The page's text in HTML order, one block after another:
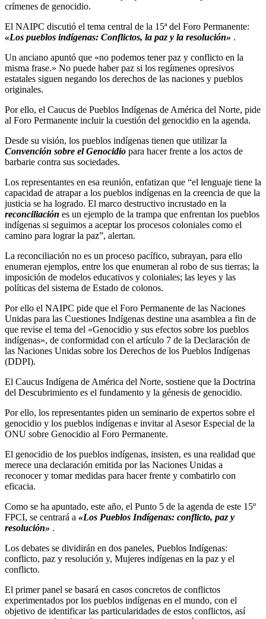
crímenes de genocidio.
El NAIPC discutió el tema central de la 15ª del Foro Permanente:
«Los pueblos indígenas: Conflictos, la paz y la resolución» .
Un anciano apuntó que «no podemos tener paz y conflicto en la
misma frase.» No puede haber paz si los regímenes opresivos
estatales siguen negando los derechos de las naciones y pueblos
originales.
Por ello, el Caucus de Pueblos Indígenas de América del Norte, pide
al Foro Permanente incluir la cuestión del genocidio en la agenda.
Desde su visión, los pueblos indígenas tienen que utilizar la
Convención sobre el Genocidio para hacer frente a los actos de
barbarie contra sus sociedades.
Los representantes en esa reunión, enfatizan que “el lenguaje tiene la
capacidad de atrapar a los pueblos indígenas en la creencia de que la
justicia se ha logrado. El marco destructivo incrustado en la
reconciliación es un ejemplo de la trampa que enfrentan los pueblos
indígenas si seguimos a aceptar los procesos coloniales como el
camino para lograr la paz”, alertan.
La reconciliación no es un proceso pacífico, subrayan, para ello
enumeran ejemplos, entre los que enumeran al robo de sus tierras; la
imposición de modelos educativos y coloniales; las leyes y las
políticas del sistema de Estado de colonos.
Por ello el NAIPC pide que el Foro Permanente de las Naciones
Unidas para las Cuestiones Indígenas destine una asamblea a fin de
que revise el tema del «Genocidio y sus efectos sobre los pueblos
indígenas», de conformidad con el artículo 7 de la Declaración de
las Naciones Unidas sobre los Derechos de los Pueblos Indígenas
(DDPI).
El Caucus Indígena de América del Norte, sostiene que la Doctrina
del Descubrimiento es el fundamento y la génesis de genocidio.
Por ello, los representantes piden un seminario de expertos sobre el
genocidio y los pueblos indígenas e invitar al Asesor Especial de la
ONU sobre Genocidio al Foro Permanente.
El genocidio de los pueblos indígenas, insisten, es una realidad que
merece una declaración emitida por las Naciones Unidas a
reconocer y tomar medidas para hacer frente y combatirlo con
eficacia.
Como se ha apuntado, este año, el Punto 5 de la agenda de este 15º
FPCI, se centrará a «Los Pueblos Indígenas: conflicto, paz y
resolución» .
Los debates se dividirán en dos paneles, Pueblos Indígenas:
conflicto, paz y resolución y, Mujeres indígenas en la paz y el
conflicto.
El primer panel se basará en casos concretos de conflictos
experimentados por los pueblos indígenas en el mundo, con el
objetivo de identificar las particularidades de estos conflictos, así